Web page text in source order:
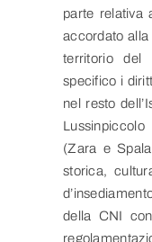
parte relativa
accordato alla
territorio del
specifico i
nel resto
(Zara e
storica,
della CNI